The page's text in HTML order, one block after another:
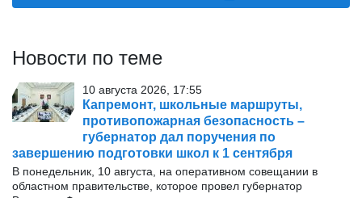
Новости по теме
10 августа 2026, 17:55
Капремонт, школьные маршруты,
противопожарная безопасность –
губернатор дал поручения по
завершению подготовки школ к 1 сентября
В понедельник, 10 августа, на оперативном совещании в
областном правительстве, которое провел губернатор